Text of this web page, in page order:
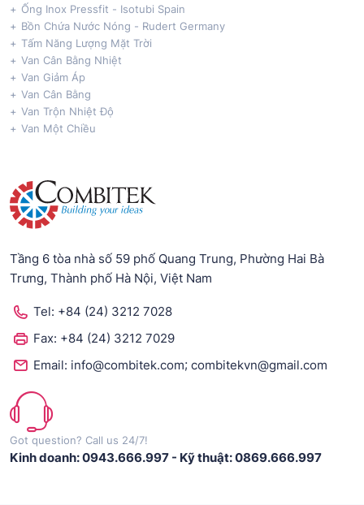
Ống Inox Pressfit - Isotubi Spain
Bồn Chứa Nước Nóng - Rudert Germany
Tấm Năng Lượng Mặt Trời
Van Cân Bằng Nhiệt
Van Giảm Áp
Van Cân Bằng
Van Trộn Nhiệt Độ
Van Một Chiều
Tầng 6 tòa nhà số 59 phố Quang Trung, Phường Hai Bà
Trưng, Thành phố Hà Nội, Việt Nam
Tel: +84 (24) 3212 7028
Fax: +84 (24) 3212 7029
Email: info@combitek.com; combitekvn@gmail.com
Got question? Call us 24/7!
Kinh doanh: 0943.666.997 - Kỹ thuật: 0869.666.997